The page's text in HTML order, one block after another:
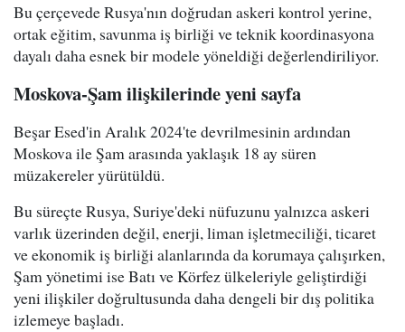
Bu çerçevede Rusya'nın doğrudan askeri kontrol yerine,
ortak eğitim, savunma iş birliği ve teknik koordinasyona
dayalı daha esnek bir modele yöneldiği değerlendiriliyor.
Moskova-Şam ilişkilerinde yeni sayfa
Beşar Esed'in Aralık 2024'te devrilmesinin ardından
Moskova ile Şam arasında yaklaşık 18 ay süren
müzakereler yürütüldü.
Bu süreçte Rusya, Suriye'deki nüfuzunu yalnızca askeri
varlık üzerinden değil, enerji, liman işletmeciliği, ticaret
ve ekonomik iş birliği alanlarında da korumaya çalışırken,
Şam yönetimi ise Batı ve Körfez ülkeleriyle geliştirdiği
yeni ilişkiler doğrultusunda daha dengeli bir dış politika
izlemeye başladı.